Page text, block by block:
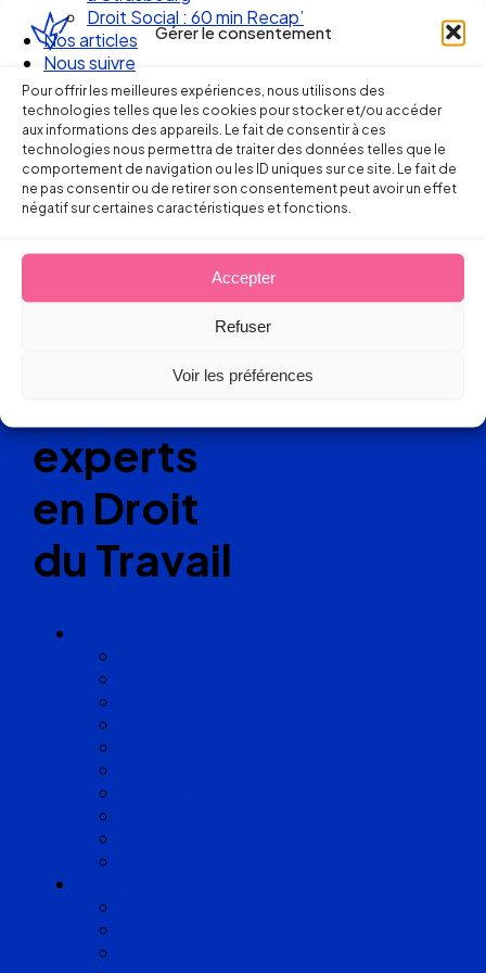
Gérer le consentement
Pour offrir les meilleures expériences, nous utilisons des
technologies telles que les cookies pour stocker et/ou accéder
aux informations des appareils. Le fait de consentir à ces
technologies nous permettra de traiter des données telles que le
comportement de navigation ou les ID uniques sur ce site. Le fait de
ne pas consentir ou de retirer son consentement peut avoir un effet
négatif sur certaines caractéristiques et fonctions.
Accepter
Refuser
Voir les préférences
Droit Social : 60 min Recap’
Nos articles
Nous suivre
Ellipse Avocats
Réseau
de cabinets
d’avocats
experts
en Droit
du Travail